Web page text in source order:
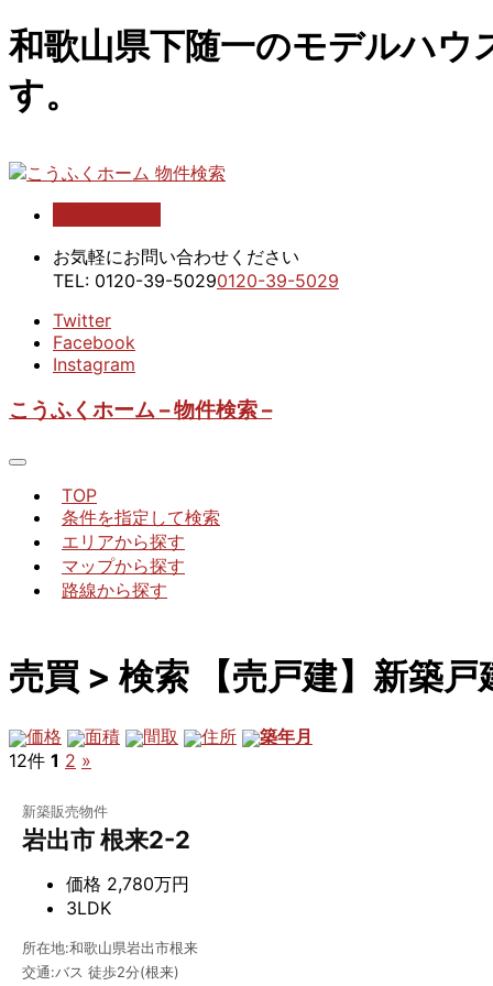
和歌山県下随一のモデルハウ
す。
こうふくホーム 物件検索
お気軽にお問い合わせください
TEL: 0120-39-50290120-39-5029
Twitter
Facebook
Instagram
こうふくホーム – 物件検索 –
TOP
条件を指定して検索
エリアから探す
マップから探す
路線から探す
売買 > 検索 【売戸建】新築
価格 面積 間取 住所 築年月
12件 1 2 »
新築販売物件
岩出市 根来2-2
価格 2,780万円
3LDK
所在地:和歌山県岩出市根来
交通:バス 徒歩2分(根来)